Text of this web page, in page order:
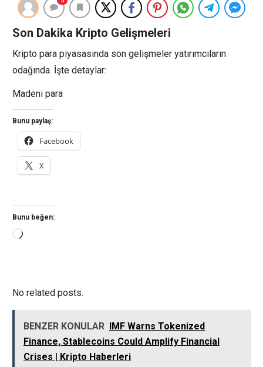
Son Dakika Kripto Gelişmeleri
Kripto para piyasasında son gelişmeler yatırımcıların
odağında. İşte detaylar:
Madeni para
Bunu paylaş:
Facebook
X
Bunu beğen:
Yükleniyor...
No related posts.
BENZER KONULAR IMF Warns Tokenized
Finance, Stablecoins Could Amplify Financial
Crises | Kripto Haberleri